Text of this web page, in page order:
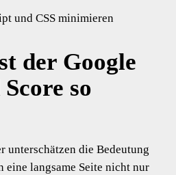
und CSS minimieren
der Google
so
unterschätzen die Bedeutung
eine langsame Seite nicht nur